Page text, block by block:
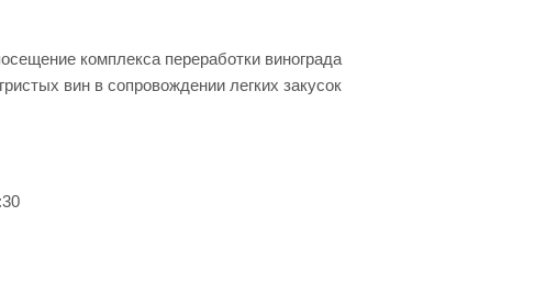
комплекса переработки винограда
вин в сопровождении легких закусок